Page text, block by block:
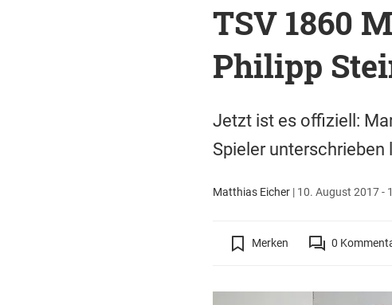
TSV 1860
Philipp
Jetzt ist es offiziell:
Spieler
Matthias Eicher| 10. August 2017 -
Merken 0